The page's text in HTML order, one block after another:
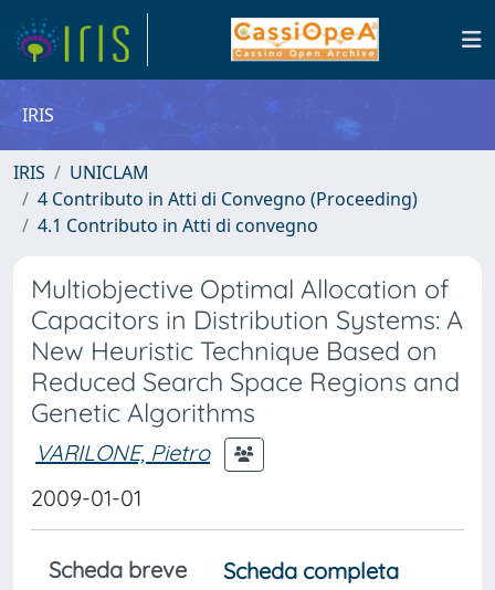
IRIS
IRIS
UNICLAM
4 Contributo in Atti di Convegno (Proceeding)
4.1 Contributo in Atti di convegno
Multiobjective Optimal Allocation of
Capacitors in Distribution Systems: A
New Heuristic Technique Based on
Reduced Search Space Regions and
Genetic Algorithms
VARILONE, Pietro
2009-01-01
Scheda breve
Scheda completa